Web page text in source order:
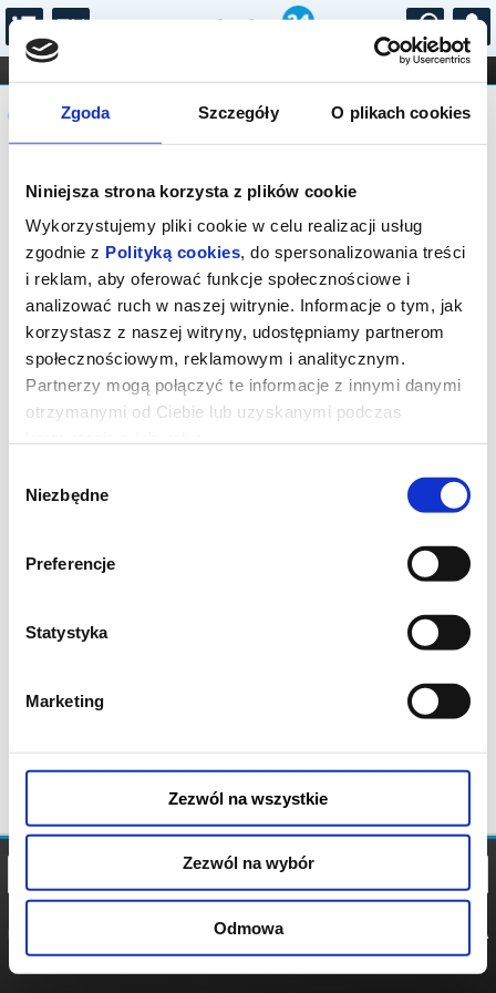
Zgoda Szczegóły O plikach cookies
Niniejsza strona korzysta z plików cookie
Wykorzystujemy pliki cookie w celu realizacji usług
zgodnie z Polityką cookies, do spersonalizowania treści
i reklam, aby oferować funkcje społecznościowe i
analizować ruch w naszej witrynie. Informacje o tym, jak
korzystasz z naszej witryny, udostępniamy partnerom
społecznościowym, reklamowym i analitycznym.
Partnerzy mogą połączyć te informacje z innymi danymi
otrzymanymi od Ciebie lub uzyskanymi podczas
zgody
Niezbędne
Preferencje
Statystyka
Marketing
Zezwól na wszystkie
Zezwól na wybór
Odmowa
...
FILHARMONIA OPERA I BALET
STAND-UP
DLA DZIECI
Komunikat
Sprzedaż biletów on-line na wydarzenie
została zakończona.
POLITYKA
POLITYKA